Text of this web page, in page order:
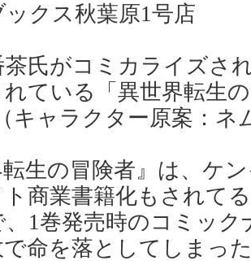
クス秋葉原1号店
茶氏がコミカライズさ
ている「異世界転生
キャラクター原案：ネ
転生の冒険者』は、ケ
商業書籍化もされて
、1巻発売時のコミッ
で命を落としてしまっ